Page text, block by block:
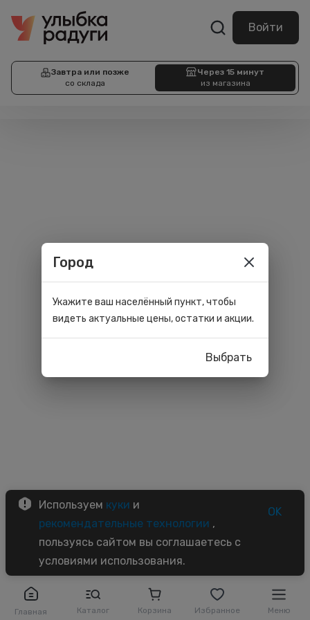
Войти
Завтра или позже
со склада
Через 15 минут
из магазина
Главная Каталог Корзина Избранное Меню
Используем куки и
рекомендательные технологии ,
пользуясь сайтом вы соглашаетесь с
условиями использования.
OK
Город
Укажите ваш населённый пункт, чтобы
видеть актуальные цены, остатки и акции.
Выбрать